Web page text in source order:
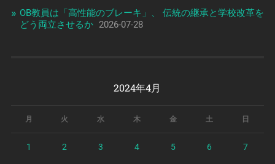
OB教員は「高性能のブレーキ」、 伝統の継承と学校改革を
どう両立させるか 2026-07-28
2024年4月
月 火 水 木 金 土 日
1 2 3 4 5 6 7